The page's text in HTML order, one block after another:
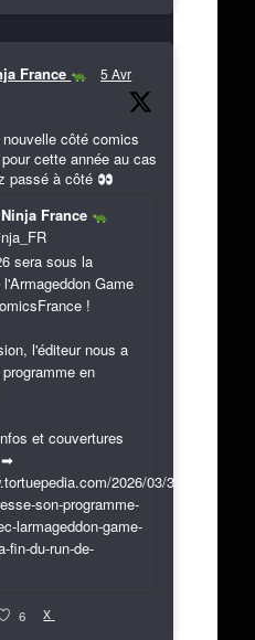
France 5 Avr
côté comics
cette année au cas
passé à côté
France
sera sous la
Game
!
l'éditeur nous a
en
et couvertures
➡
2026/03/31/exclusif-
son-programme-
larmageddon-game-
fin-du-run-de-
6 X